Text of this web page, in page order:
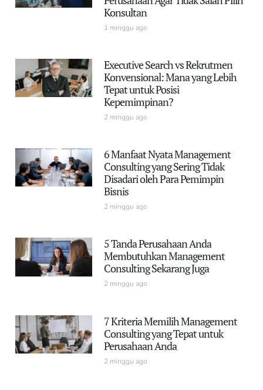
Konsultan
1 minggu ago
Executive Search vs Rekrutmen
Konvensional: Mana yang Lebih
Tepat untuk Posisi
Kepemimpinan?
2 minggu ago
6 Manfaat Nyata Management
Consulting yang Sering Tidak
Disadari oleh Para Pemimpin
Bisnis
2 minggu ago
5 Tanda Perusahaan Anda
Membutuhkan Management
Consulting Sekarang Juga
2 minggu ago
7 Kriteria Memilih Management
Consulting yang Tepat untuk
Perusahaan Anda
2 minggu ago